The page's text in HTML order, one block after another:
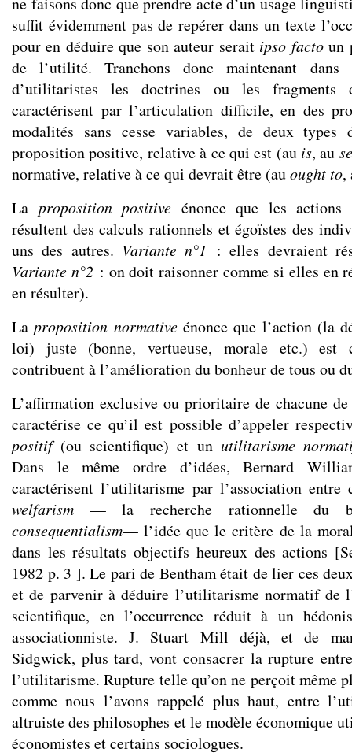
suffit évidemment pas de repérer dans un texte
pour en déduire que son auteur serait ipso factoun
de l’utilité. Tranchons donc maintenant
d’utilitaristes les doctrines ou les
caractérisent par l’articulation difficile, en des
modalités sans cesse variables, de deux
proposition positive, relative à ce qui est (au is, au
normative, relative à ce qui devrait être (auought to,
La proposition positive énonce que les actions
résultent des calculs rationnels et égoïstes des
uns des autres. Variante n°1 : elles devraient
Variante n°2 : on doit raisonner comme si elles en
en résulter).
La proposition normativeénonce que l’action (la
loi) juste (bonne, vertueuse, morale etc.) est
contribuent à l’amélioration du bonheur de tous ou
L’affirmation exclusive ou prioritaire de chacune
caractérise ce qu’il est possible d’appeler
positif (ou scientifique) et un utilitarisme
Dans le même ordre d’idées, Bernard
caractérisent l’utilitarisme par l’association entre
welfarism — la recherche rationnelle du
consequentialism— l’idée que le critère de la
dans les résultats objectifs heureux des actions
1982 p. 3 ]. Le pari de Bentham était de lier ces
et de parvenir à déduire l’utilitarisme normatif de
scientifique, en l’occurrence réduit à un
associationniste. J. Stuart Mill déjà, et de
Sidgwick, plus tard, vont consacrer la rupture
l’utilitarisme. Rupture telle qu’on ne perçoit même
comme nous l’avons rappelé plus haut, entre
altruiste des philosophes et le modèle économique
économistes et certains sociologues.